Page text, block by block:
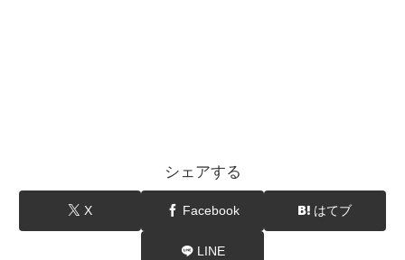
シェアする
X Facebook はてブ
LINE